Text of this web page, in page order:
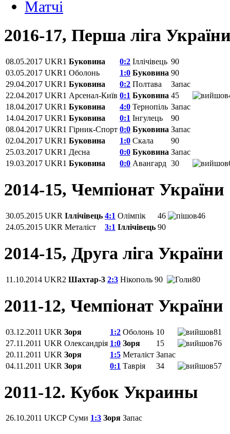
Матчi
2016-17, Перша ліга
08.05.2017 UKR1 Буковина 0:2 Іллічівець 90
03.05.2017 UKR1 Оболонь 1:0 Буковина 90
29.04.2017 UKR1 Буковина 0:2 Полтава
Запас
22.04.2017 UKR1 Арсенал-Київ 0:1 Буковина 45
18.04.2017 UKR1 Буковина 4:0 Тернопіль Запас
14.04.2017 UKR1 Буковина 0:1 Інгулець
90
08.04.2017 UKR1 Гірник-Спорт 0:0 Буковина Запас
02.04.2017 UKR1 Буковина 1:0 Скала
90
25.03.2017 UKR1 Десна 0:0 Буковина Запас
19.03.2017 UKR1 Буковина 0:0 Авангард 30
2014-15, Чемпіонат України
30.05.2015 UKR Іллічівець 4:1 Олімпік 46
46
24.05.2015 UKR Металіст 3:1 Іллічівець 90
2014-15, Друга ліга України
11.10.2014 UKR2 Шахтар-3 2:3 Нікополь 90 80
2011-12, Чемпіонат України
03.12.2011 UKR Зоря 1:2 Оболонь 10
81
27.11.2011 UKR Олександрія 1:0 Зоря 15
76
20.11.2011 UKR Зоря 1:5 Металіст Запас
04.11.2011 UKR Зоря 0:1 Таврія 34 57
2011-12. Кубок Украины
26.10.2011 UKCP Суми 1:3 Зоря Запас